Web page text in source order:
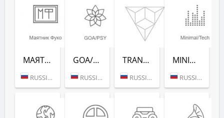
МАЯТНИК ФУКО (РАДИО РЕКОРД)
RUSSIA (MOSCOW)
GOA/PSY (РАДИО РЕКОРД)
RUSSIA (MOSCOW)
TRANCE CLASSICS (РАДИО РЕКОРД)
RUSSIA (MOSCOW)
MINIMAL/TECH (РАДИО РЕКОРД)
RUSSIA (MOSCOW)